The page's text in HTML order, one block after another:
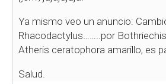
Ya mismo veo un anuncio:
Rhacodactylus……..por
Atheris ceratophora amarillo, es
Salud.